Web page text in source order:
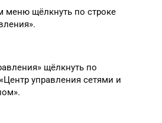
меню щёлкнуть по строке
щёлкнуть по
управления сетями и